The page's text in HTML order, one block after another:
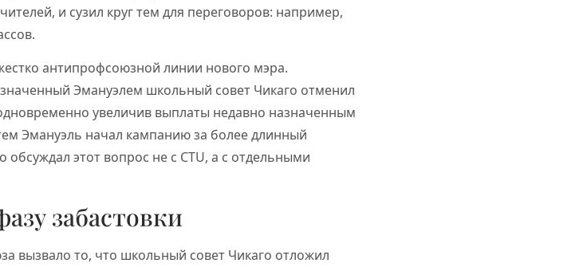
и сузил круг тем для переговоров: например,
антипрофсоюзной линии нового мэра.
Эмануэлем школьный совет Чикаго отменил
увеличив выплаты недавно назначенным
Эмануэль начал кампанию за более длинный
этот вопрос не с CTU, а с отдельными
забастовки
вызвало то, что школьный совет Чикаго отложил